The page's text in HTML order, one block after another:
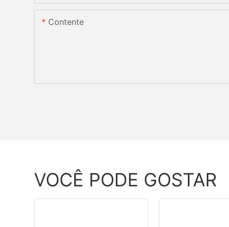
Contente
VOCÊ PODE GOSTAR